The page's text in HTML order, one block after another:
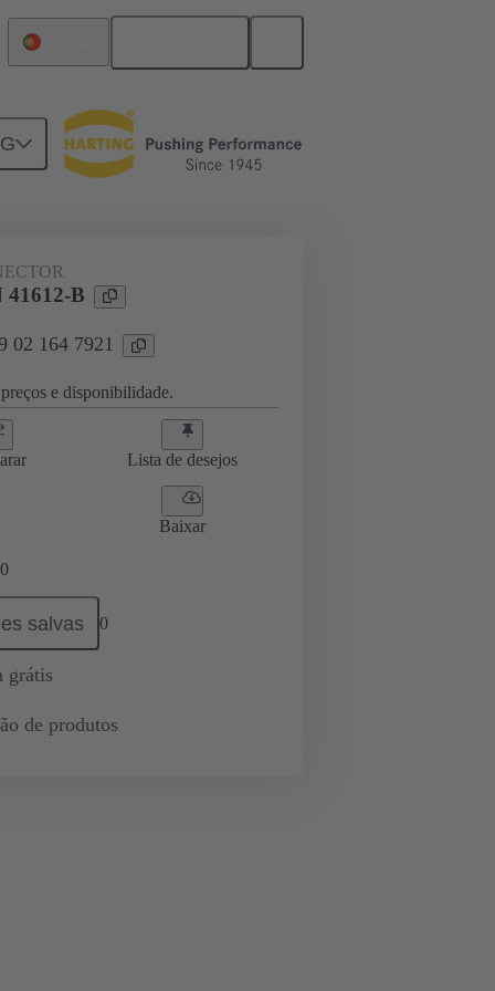
connection 09 02 164 7921
B
02 164 7921
e disponibilidade.
Lista de desejos
Baixar
0
salvas 0
grátis
de produtos